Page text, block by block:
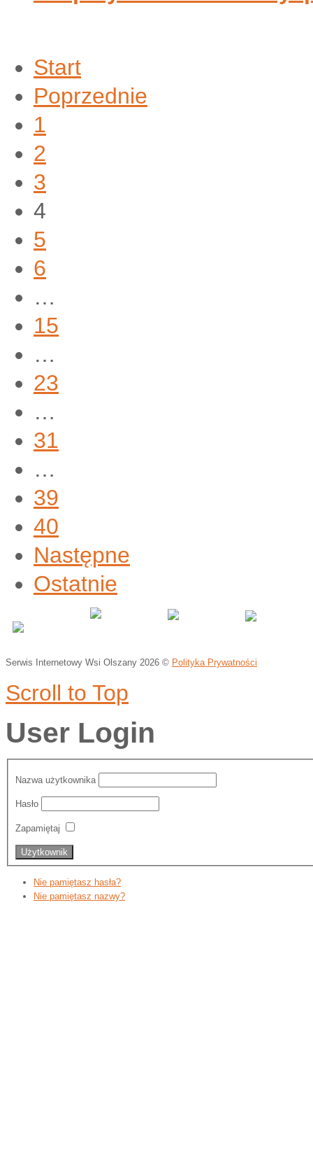
Start
Poprzednie
1
2
3
4
5
6
…
15
…
23
…
31
…
39
40
Następne
Ostatnie
Serwis Internetowy Wsi Olszany 2026 © Polityka Prywatności
Scroll to Top
User Login
Nazwa użytkownika
Hasło
Zapamiętaj
Nie pamiętasz hasła?
Nie pamiętasz nazwy?